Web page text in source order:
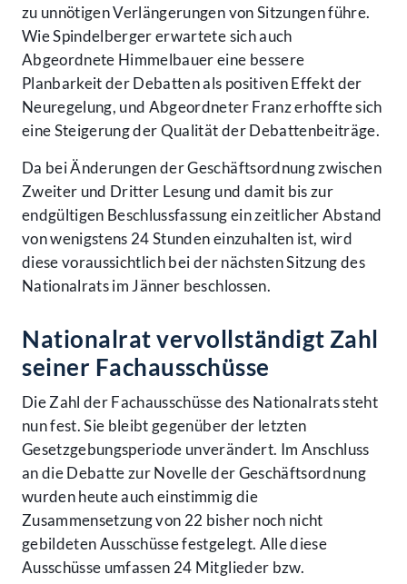
zu unnötigen Verlängerungen von Sitzungen führe.
Wie Spindelberger erwartete sich auch
Abgeordnete Himmelbauer eine bessere
Planbarkeit der Debatten als positiven Effekt der
Neuregelung, und Abgeordneter Franz erhoffte sich
eine Steigerung der Qualität der Debattenbeiträge.
Da bei Änderungen der Geschäftsordnung zwischen
Zweiter und Dritter Lesung und damit bis zur
endgültigen Beschlussfassung ein zeitlicher Abstand
von wenigstens 24 Stunden einzuhalten ist, wird
diese voraussichtlich bei der nächsten Sitzung des
Nationalrats im Jänner beschlossen.
Nationalrat vervollständigt Zahl
seiner Fachausschüsse
Die Zahl der Fachausschüsse des Nationalrats steht
nun fest. Sie bleibt gegenüber der letzten
Gesetzgebungsperiode unverändert. Im Anschluss
an die Debatte zur Novelle der Geschäftsordnung
wurden heute auch einstimmig die
Zusammensetzung von 22 bisher noch nicht
gebildeten Ausschüsse festgelegt. Alle diese
Ausschüsse umfassen 24 Mitglieder bzw.